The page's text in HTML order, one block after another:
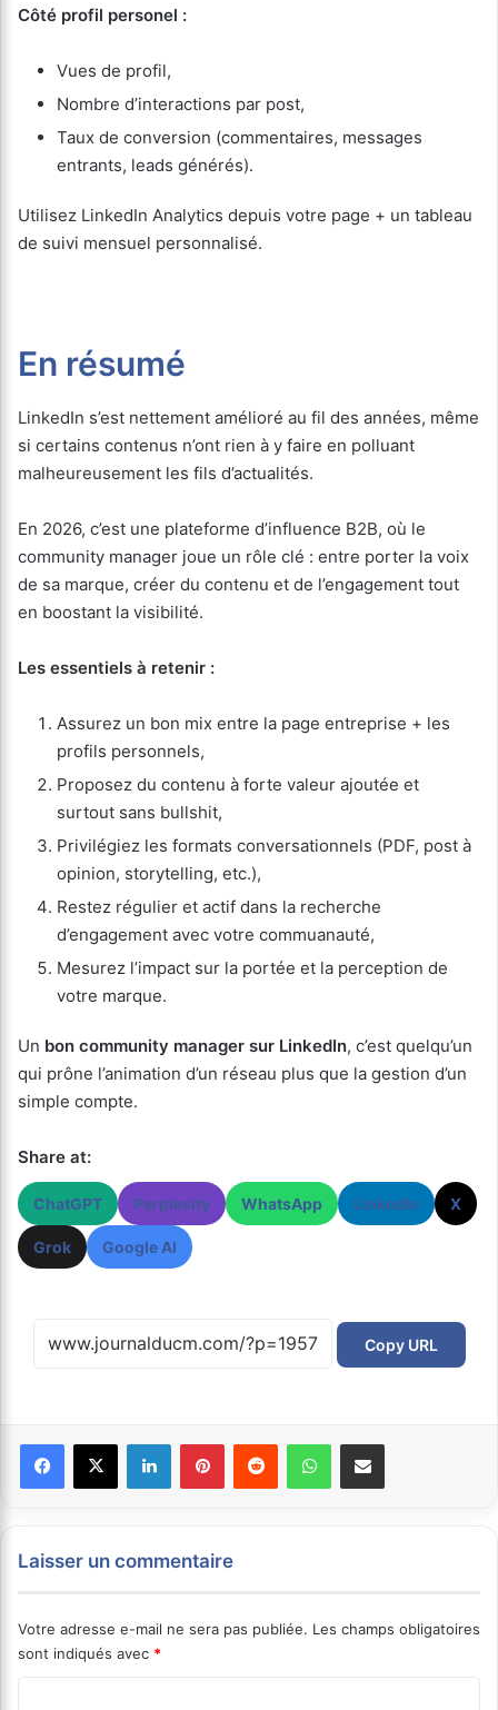
Côté profil personel :
Vues de profil,
Nombre d’interactions par post,
Taux de conversion (commentaires, messages
entrants, leads générés).
Utilisez LinkedIn Analytics depuis votre page + un tableau
de suivi mensuel personnalisé.
En résumé
LinkedIn s’est nettement amélioré au fil des années, même
si certains contenus n’ont rien à y faire en polluant
malheureusement les fils d’actualités.
En 2026, c’est une plateforme d’influence B2B, où le
community manager joue un rôle clé : entre porter la voix
de sa marque, créer du contenu et de l’engagement tout
en boostant la visibilité.
Les essentiels à retenir :
Assurez un bon mix entre la page entreprise + les
profils personnels,
Proposez du contenu à forte valeur ajoutée et
surtout sans bullshit,
Privilégiez les formats conversationnels (PDF, post à
opinion, storytelling, etc.),
Restez régulier et actif dans la recherche
d’engagement avec votre commuanauté,
Mesurez l’impact sur la portée et la perception de
votre marque.
Un bon community manager sur LinkedIn, c’est quelqu’un
qui prône l’animation d’un réseau plus que la gestion d’un
simple compte.
Share at:
ChatGPT Perplexity WhatsApp LinkedIn X
Grok Google AI
Copy URL
Laisser un commentaire
Votre adresse e-mail ne sera pas publiée. Les champs obligatoires
sont indiqués avec *